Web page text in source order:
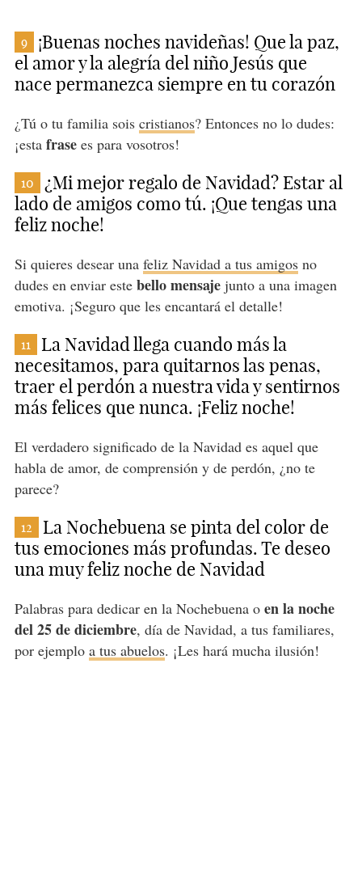
9
¡Buenas noches navideñas! Que la paz,
el amor y la alegría del niño Jesús que
nace permanezca siempre en tu corazón
¿Tú o tu familia sois cristianos? Entonces no lo dudes:
¡esta frasees para vosotros!
10
¿Mi mejor regalo de Navidad? Estar al
lado de amigos como tú. ¡Que tengas una
feliz noche!
Si quieres desear una feliz Navidad a tus amigosno
dudes en enviar este bello mensajejunto a una imagen
emotiva. ¡Seguro que les encantará el detalle!
11
La Navidad llega cuando más la
necesitamos, para quitarnos las penas,
traer el perdón a nuestra vida y sentirnos
más felices que nunca. ¡Feliz noche!
El verdadero significado de la Navidad es aquel que
habla de amor, de comprensión y de perdón, ¿no te
parece?
12
La Nochebuena se pinta del color de
tus emociones más profundas. Te deseo
una muy feliz noche de Navidad
Palabras para dedicar en la Nochebuena oen la noche
del 25 de diciembre, día de Navidad, a tus familiares,
por ejemplo a tus abuelos. ¡Les hará mucha ilusión!